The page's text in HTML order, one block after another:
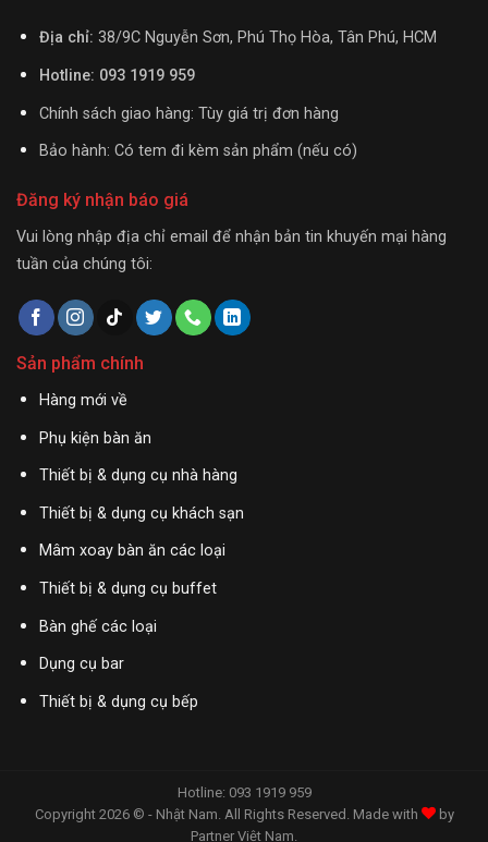
Địa chỉ: 38/9C Nguyễn Sơn, Phú Thọ Hòa, Tân Phú, HCM
Hotline: 093 1919 959
Chính sách giao hàng: Tùy giá trị đơn hàng
Bảo hành: Có tem đi kèm sản phẩm (nếu có)
Đăng ký nhận báo giá
Vui lòng nhập địa chỉ email để nhận bản tin khuyến mại hàng
tuần của chúng tôi:
Sản phẩm chính
Hàng mới về
Phụ kiện bàn ăn
Thiết bị & dụng cụ nhà hàng
Thiết bị & dụng cụ khách sạn
Mâm xoay bàn ăn các loại
Thiết bị & dụng cụ buffet
Bàn ghế các loại
Dụng cụ bar
Thiết bị & dụng cụ bếp
Hotline: 093 1919 959
Copyright 2026 © - Nhật Nam. All Rights Reserved. Made with
by
Partner Việt Nam